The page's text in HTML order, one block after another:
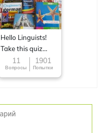
Hello Linguists!
Take this quiz
now!11
Вопросы
1901
Попытки